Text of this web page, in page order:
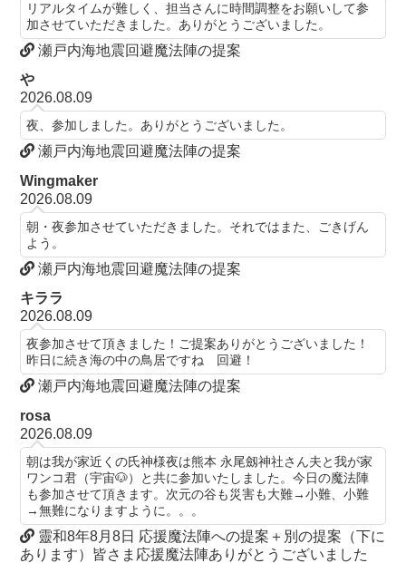
リアルタイムが難しく、担当さんに時間調整をお願いして参
加させていただきました。ありがとうございました。
瀬戸内海地震回避魔法陣の提案
や
2026.08.09
夜、参加しました。ありがとうございました。
瀬戸内海地震回避魔法陣の提案
Wingmaker
2026.08.09
朝・夜参加させていただきました。それではまた、ごきげん
よう。
瀬戸内海地震回避魔法陣の提案
キララ
2026.08.09
夜参加させて頂きました！ご提案ありがとうございました！
昨日に続き海の中の鳥居ですね 回避！
瀬戸内海地震回避魔法陣の提案
rosa
2026.08.09
朝は我が家近くの氏神様夜は熊本 永尾劔神社さん夫と我が家
ワンコ君（宇宙🐶）と共に参加いたしました。今日の魔法陣
も参加させて頂きます。次元の谷も災害も大難→小難、小難
→無難になりますように。。。
靈和8年8月8日 応援魔法陣への提案＋別の提案（下に
あります）皆さま応援魔法陣ありがとうございました